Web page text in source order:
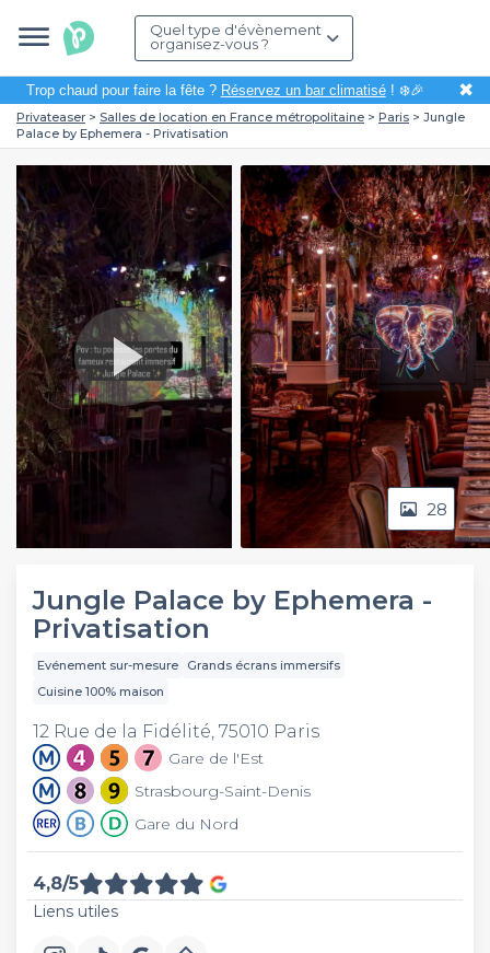
Quel type d'évènement
organisez-vous ?
Trop chaud pour faire la fête ? Réservez un bar climatisé! ❄️🎉 ✖
Privateaser Salles de location en France métropolitaine Paris
Jungle
Palace by Ephemera - Privatisation
Play
Video
28
Jungle Palace by Ephemera -
Privatisation
Evénement sur-mesure
Grands écrans immersifs
Cuisine 100% maison
12 Rue de la Fidélité, 75010 Paris
Gare de l'Est
Strasbourg-Saint-Denis
Gare du Nord
4,8/5
Liens utiles